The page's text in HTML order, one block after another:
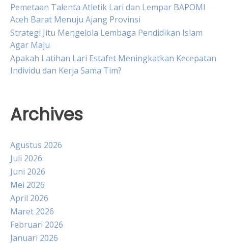
Pemetaan Talenta Atletik Lari dan Lempar BAPOMI
Aceh Barat Menuju Ajang Provinsi
Strategi Jitu Mengelola Lembaga Pendidikan Islam
Agar Maju
Apakah Latihan Lari Estafet Meningkatkan Kecepatan
Individu dan Kerja Sama Tim?
Archives
Agustus 2026
Juli 2026
Juni 2026
Mei 2026
April 2026
Maret 2026
Februari 2026
Januari 2026